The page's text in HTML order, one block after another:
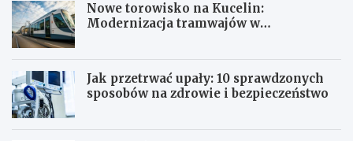
Nowe torowisko na Kucelin:
Modernizacja tramwajów w
Jak przetrwać upały: 10 sprawdzonych
sposobów na zdrowie i bezpieczeństwo